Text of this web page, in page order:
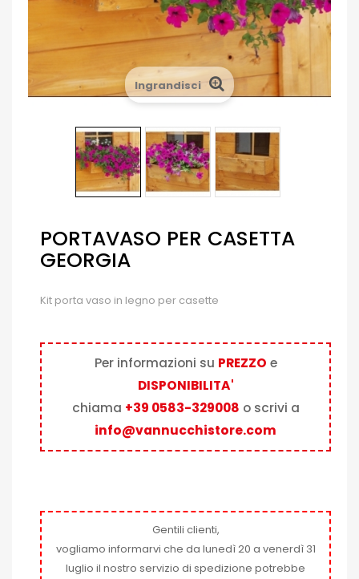
Ingrandisci
PORTAVASO PER CASETTA
GEORGIA
Kit porta vaso in legno per casette
Per informazioni su PREZZO e
DISPONIBILITA'
chiama +39 0583-329008 o scrivi a
info@vannucchistore.com
Gentili clienti,
vogliamo informarvi che da lunedì 20 a venerdì 31
luglio il nostro servizio di spedizione potrebbe